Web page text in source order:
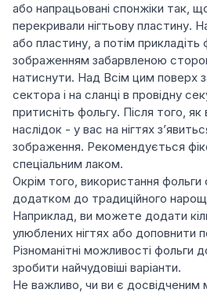
або напрацьовані спонжіки так,
перекривали нігтьову пластину.
або пластину, а потім
зображенням забарвленою
натиснути. Над Всім цим поверх
сектора і на сланці в провідну
притисніть фольгу. Після того, як
наслідок - у вас на нігтях
зображення. Рекомендується
спеціальним лаком.
Окрім того, використання
додатком до традиційного
Наприклад, ви можете додати
улюблених нігтях або доповнити
Різноманітні можливості фольги
зробити найчудовіші варіанти.
Не важливо, чи ви є